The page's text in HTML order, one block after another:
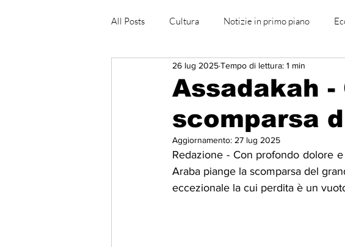
All Posts Cultura Notizie in primo piano
Նորություններ/Notizie Armene Comunicati
Migrazione e Rifugiati Sport Solidarietà
Mostre Festività Eventi
Assadakah
scomparsa
26 lug 2025Tempo di lettura: 1 min
Aggiornamento: 27 lug 2025
Redazione - Con profondo dolore
Araba piange la scomparsa del
eccezionale la cui perdita è un